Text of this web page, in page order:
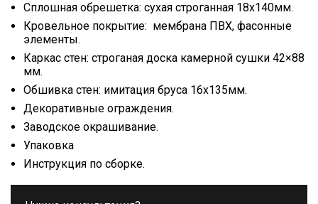
Сплошная обрешетка: сухая строганная 18х140мм.
Кровельное покрытие: мембрана ПВХ, фасонные
элементы.
Каркас стен: строганая доска камерной сушки 42×88
мм.
Обшивка стен: имитация бруса 16х135мм.
Декоративные ограждения.
Заводское окрашивание.
Упаковка
Инструкция по сборке.